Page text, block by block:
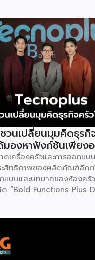
มได้เปรียบในการแข่งขัน
ตลาดจีน ติดอาวุธ SMEs ไ
ความรู้ เทรนด์ และโอกาสใ
การ และผู้ที่กำลังวางแผนข
| 10.00 – 12.15 น.
วนเปลี่ยนมุมคิดธุรกิ
มองหาฟังก์ชันเพียง
ดเครื่องครัวและการออกแ
ะสิทธิภาพของผลิตภัณฑ์อีกต่
บบและบทบาทของห้องครั
ด “Bold Functions Plus
จอร์ แบรนด์ จำกัด กล่าวว่า
ทำตลาดเครื่องครัวในป